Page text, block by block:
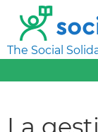
The Social
La